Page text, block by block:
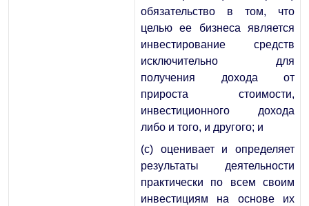
обязательство в том, что
целью ее бизнеса является
инвестирование средств
исключительно для
получения дохода от
прироста стоимости,
инвестиционного дохода
либо и того, и другого; и
(c) оценивает и определяет
результаты деятельности
практически по всем своим
инвестициям на основе их